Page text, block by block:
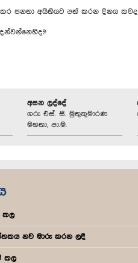
ජනතා අයිතියට පත් කරන දිනය
අසන ලද්දේ
ගරු එස්. සී. මුතුකුමාරණ
මහතා, පා.ම.
කල
නව මාරු කරන ලදී
කල